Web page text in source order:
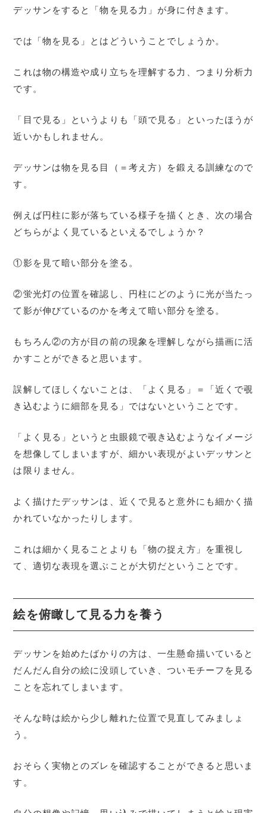
デッサンをすると「物を見る力」が身に付きます。
では「物を見る」とはどういうことでしょうか。
これは物の構造や成り立ちを理解する力、つまり分析力
です。
「目で見る」というよりも「頭で見る」といったほうが
近いかもしれません。
デッサンは物を見る目（＝考え方）を鍛える訓練なので
す。
例えば円柱に影が落ちている様子を描くとき、次の場合
どちらがよく見ているといえるでしょうか？
①影を見て暗い部分を塗る。
②蛍光灯の位置を確認し、円柱にどのように光が当たっ
て影が伸びているのかを考えて暗い部分を塗る。
もちろん②の方が目の前の現象を理解しながら描画に活
かすことができると思います。
誤解してほしくないことは、「よく見る」＝「近くで覗
き込むように細部を見る」ではないということです。
「よく見る」というと虫眼鏡で覗き込むようなイメージ
を想像してしまいますが、細かい表現がよいデッサンと
は限りません。
よく描けたデッサンは、近くで見ると意外にも細かく描
かれていなかったりします。
これは細かく見ることよりも「物の捉え方」を重視し
て、適切な表現を選ぶことが大切だということです。
絵を俯瞰して見る力を養う
デッサンを始めたばかりの方は、一生懸命描いていると
だんだん自分の絵に没頭していき、ついモチーフを見る
ことを忘れてしまいます。
そんな時は絵から少し離れた位置で見直してみましょ
う。
おそらく実物とのズレを確認することができると思いま
す。